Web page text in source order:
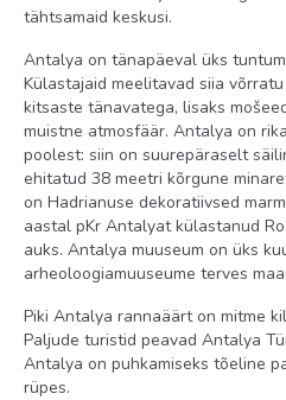
arstikabinet
kauplused
Toas
seif: toas, tasuta
voodipesu vahetus: 3 korda
toateenindus: ööpäevaringselt,
konditsioneer: üld
telefon
põrand: marmor
tähtsamaid keskusi.
Antalya on tänapäeval üks
Külastajaid meelitavad siia
kitsaste tänavatega, lisaks
muistne atmosfäär. Antalya on
poolest: siin on suurepäraselt
ehitatud 38 meetri kõrgune
on Hadrianuse dekoratiivsed
aastal pKr Antalyat külastanud
auks. Antalya muuseum on üks
arheoloogiamuuseume terves
Piki Antalya rannaäärt on mitme
Paljude turistid peavad Antalya
Antalya on puhkamiseks tõeline
rüpes.